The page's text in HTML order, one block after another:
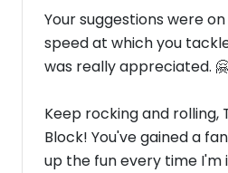
Your suggestions were
speed at which you
was really appreciated.
Keep rocking and rolling,
Block! You've gained a
up the fun every time I'm